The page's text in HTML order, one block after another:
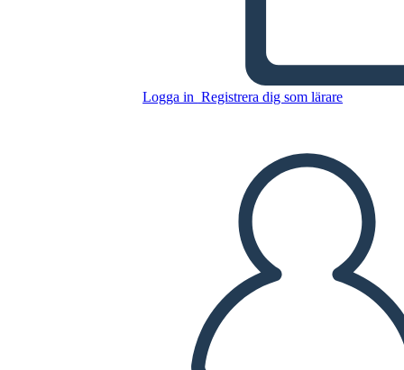
Logga in Registrera dig som lärare
רייגן נשיאות - חסיד ויריב נקודות
Kopiera denna storyboard
SKAPA EN STORYBOARD
SPELA UPP BILDSPEL
LÄS FÖR MIG